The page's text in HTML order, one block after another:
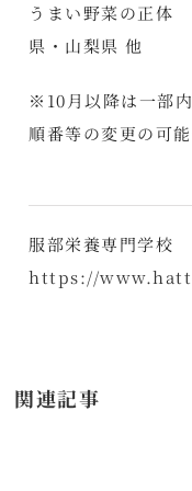
うまい野菜の正
県・山梨県 他
※10月以降は一部内
順番等の変更の可
服部栄養専門学校
https://
関連記事